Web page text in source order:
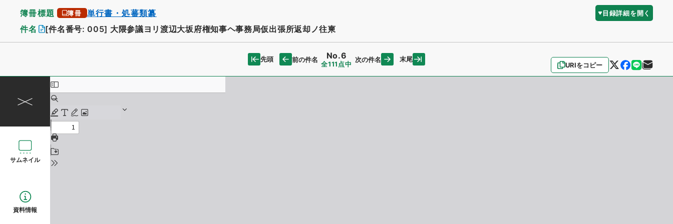
簿冊標題 簿冊 単行書・処蕃類纂 目録詳細を開く
件名 [件名番号: 005] 大隈参議ヨリ渡辺大坂府権知事ヘ事務局仮出張所返却ノ往柬
URIをコピー
先頭 前の件名 No.6
全111点中
次の件名 末尾
サムネイル
資料情報